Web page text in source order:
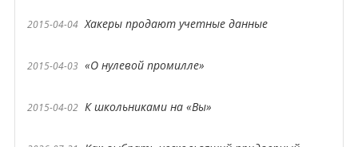
2015-04-04 Хакеры продают учетные данные
2015-04-03 «О нулевой промилле»
2015-04-02 К школьниками на «Вы»